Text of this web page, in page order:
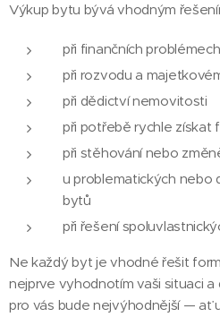
Výkup bytu bývá vhodným
při finančních
při rozvodu a
při dědictví nemovitosti
při potřebě rychle získat
při stěhování nebo
u problematických nebo
bytů
při řešení
Ne každý byt je vhodné řešit
nejprve vyhodnotím vaši situaci a
pro vás bude nejvýhodnější — ať